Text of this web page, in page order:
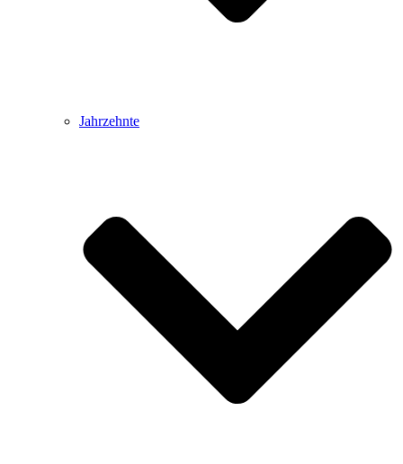
Jahrzehnte